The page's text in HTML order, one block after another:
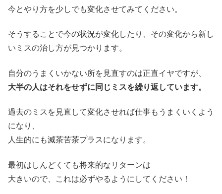
今とやり方を少しでも変化させてみてください。
そうすることで今の状況が変化したり、その変化から新し
いミスの治し方が見つかります。
自分のうまくいかない所を見直すのは正直イヤですが、
大半の人はそれをせずに同じミスを繰り返しています。
過去のミスを見直して変化させれば仕事もうまくいくよう
になり、
人生的にも滅茶苦茶プラスになります。
最初はしんどくても将来的なリターンは
大きいので、これは必ずやるようにしてください！